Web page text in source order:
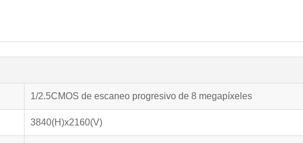
1/2.5CMOS de escaneo progresivo de 8 megapíxeles
3840(H)x2160(V)